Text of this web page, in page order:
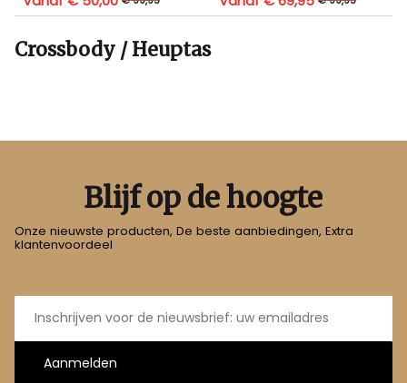
Crossbody / Heuptas
Blijf op de hoogte
Onze nieuwste producten, De beste aanbiedingen, Extra
klantenvoordeel
E-
mailadres
Aanmelden